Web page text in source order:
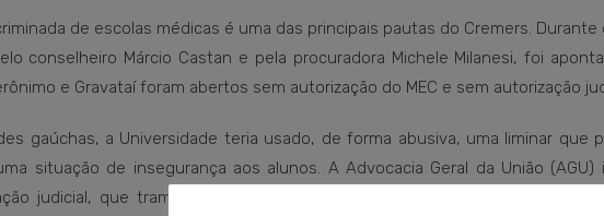
de escolas médicas é uma das principais pautas do Cremers.
conselheiro Márcio Castan e pela procuradora Michele Milanesi, foi
e Gravataí foram abertos sem autorização do MEC e sem autorização
gaúchas, a Universidade teria usado, de forma abusiva, uma liminar que
situação de insegurança aos alunos. A Advocacia Geral da União
judicial, que tramita no Distrito Federal. Também participaram da